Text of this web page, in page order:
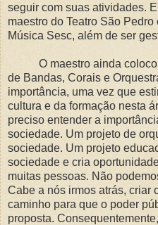
seguir com suas atividades.
maestro do Teatro São
Música Sesc, além de ser
O maestro ainda colocou
de Bandas, Corais e
importância, uma vez que
cultura e da formação nesta
preciso entender a
sociedade. Um projeto de
sociedade. Um projeto
sociedade e cria
muitas pessoas. Não
Cabe a nós irmos atrás, criar
caminho para que o poder
proposta.